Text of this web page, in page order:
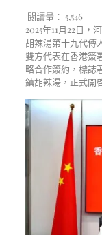
閱讀量： 5,546
2025年11月22日
胡辣湯第十九代傳
雙方代表在香港簽
略合作簽約，標誌
鎮胡辣湯，正式開